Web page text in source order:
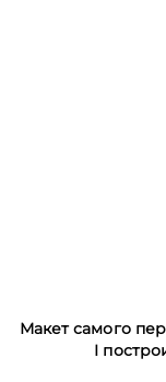
Макет самого
I